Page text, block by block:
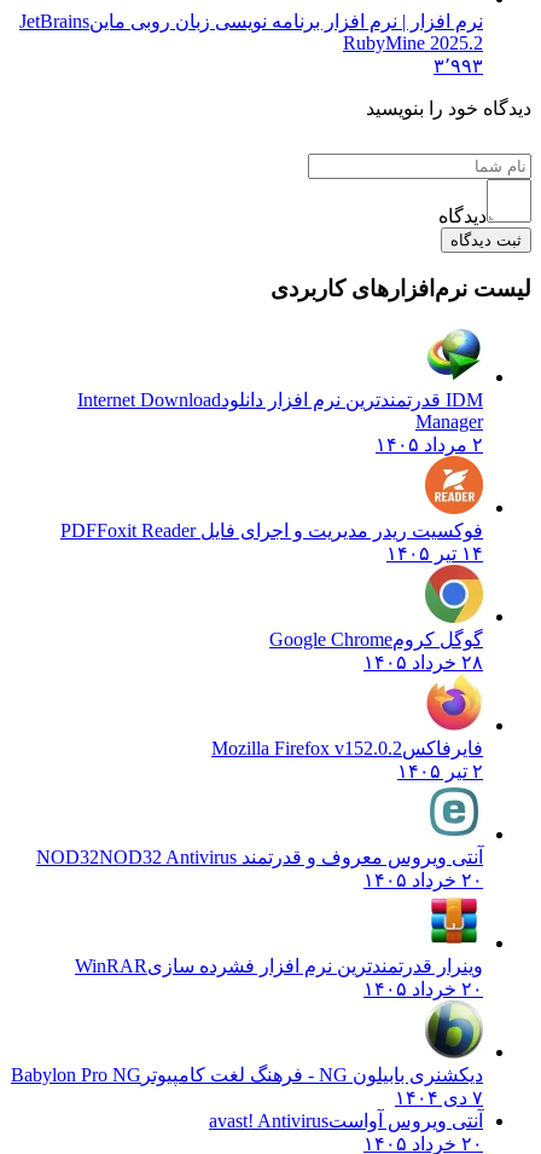
نرم افزار | نرم افزار برنامه نویسی زبان روبی ماین JetBrains
RubyMine 2025.2
۳٬۹۹۳
خود را بنویسید
دیدگاه
نرم‌افزارهای کاربردی
Internet Download
Manager
فوکسیت ریدر مدیریت و اجرای فایل PDF Foxit Reader
گوگل کروم Google Chrome
فایرفاکسMozilla Firefox v152.0.2
آنتی ویروس معروف و قدرتمند NOD32 NOD32 Antivirus
وینرار قدرتمندترین نرم افزار فشرده سازیWinRAR
دیکشنری بابیلون NG - فرهنگ لغت کامپیوتر
Babylon Pro NG
آنتی ویروس آواستavast! Antivirus